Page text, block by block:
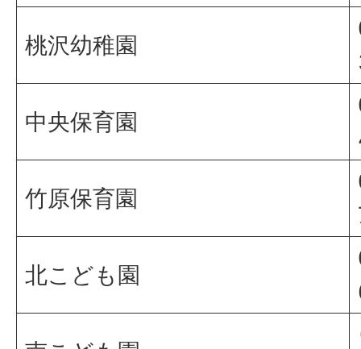
桃沢幼稚園
中央保育園
竹原保育園
北こども園